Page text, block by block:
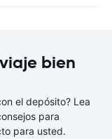
bien
el depósito? Lea
para
para usted.